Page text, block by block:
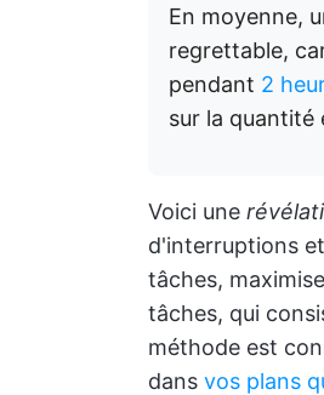
En moyenne,
regrettable,
pendant 2
sur la quantité
Voici une
d'interruptions
tâches,
tâches, qui
méthode est
dans vos plans